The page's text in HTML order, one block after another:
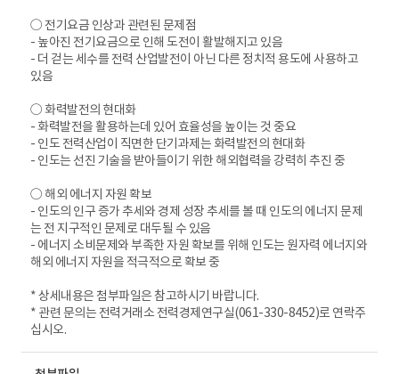
○ 전기요금 인상과 관련된 문제점
- 높아진 전기요금으로 인해 도전이 활발해지고 있음
- 더 걷는 세수를 전력 산업발전이 아닌 다른 정치적 용도에 사용하고
있음
○ 화력발전의 현대화
- 화력발전을 활용하는데 있어 효율성을 높이는 것 중요
- 인도 전력산업이 직면한 단기과제는 화력발전의 현대화
- 인도는 선진 기술을 받아들이기 위한 해외협력을 강력히 추진 중
○ 해외 에너지 자원 확보
- 인도의 인구 증가 추세와 경제 성장 추세를 볼 때 인도의 에너지 문제
는 전 지구적인 문제로 대두될 수 있음
- 에너지 소비문제와 부족한 자원 확보를 위해 인도는 원자력 에너지와
해외 에너지 자원을 적극적으로 확보 중
* 상세내용은 첨부파일은 참고하시기 바랍니다.
* 관련 문의는 전력거래소 전력경제연구실(061-330-8452)로 연락주
십시오.